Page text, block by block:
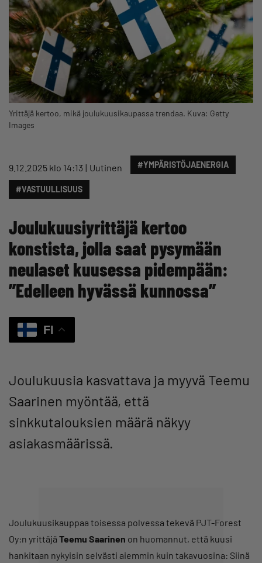
Yrittäjä kertoo, mikä joulukuusikaupassa trendaa. Kuva: Getty
Images
9.12.2025 klo 14:13 Uutinen #YMPÄRISTÖJAENERGIA
#VASTUULLISUUS
Joulukuusiyrittäjä kertoo
konstista, jolla saat pysymään
neulaset kuusessa pidempään:
”Edelleen hyvässä kunnossa”
FI
Joulukuusia kasvattava ja myyvä Teemu
Saarinen myöntää, että
sinkkutalouksien määrä näkyy
asiakasmäärissä.
Joulukuusikauppaa toisessa polvessa tekevä PJT-Forest
Oy:n yrittäjä Teemu Saarinen on huomannut, että kuusi
hankitaan nykyisin selvästi aiemmin kuin takavuosina: Siinä